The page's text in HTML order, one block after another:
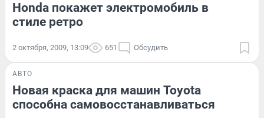
Honda покажет электромобиль в
стиле ретро
2 октября, 2009, 13:09 651 Обсудить
АВТО
Новая краска для машин Toyota
способна самовосстанавливаться